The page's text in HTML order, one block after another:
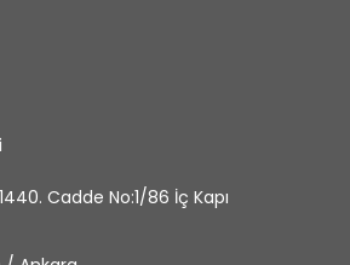
Cadde No:1/86 İç Kapı